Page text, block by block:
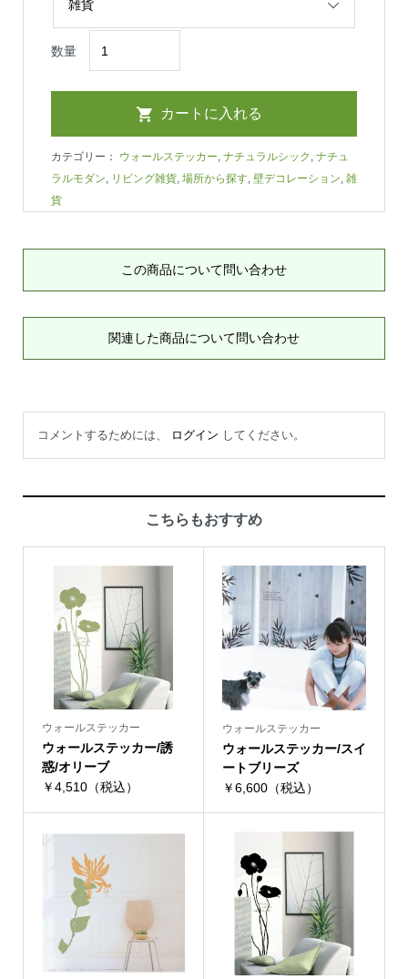
数量
カテゴリー： ウォールステッカー, ナチュラルシック , ナチュ
ラルモダン, リビング雑貨, 場所から探す, 壁デコレーション, 雑
貨
この商品について問い合わせ
関連した商品について問い合わせ
コメントするためには、 ログイン してください。
こちらもおすすめ
ウォールステッカー
ウォールステッカー/誘
惑/オリーブ
￥4,510（税込）
ウォールステッカー
ウォールステッカー/スイ
ートブリーズ
￥6,600（税込）